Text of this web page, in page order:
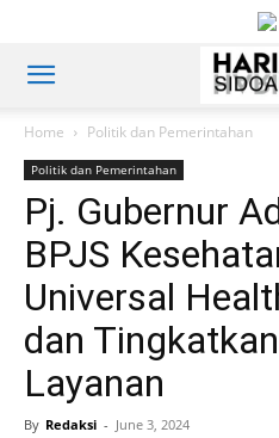
Home Politik dan Pemerintahan
Politik dan Pemerintahan
Pj. Gubernur
BPJS
Universal
dan
Layanan
By Redaksi - June 3, 2024